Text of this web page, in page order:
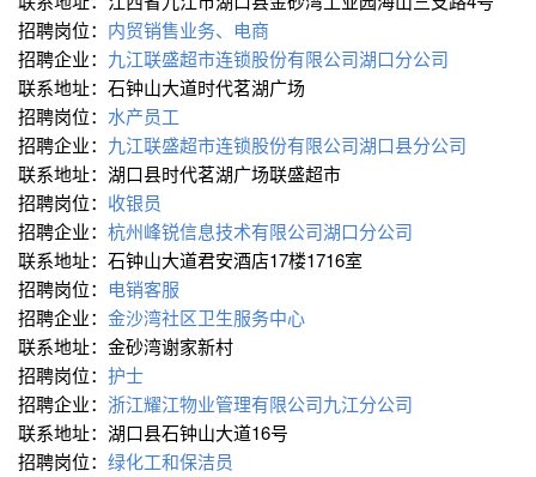
招聘岗位： 内贸销售业务、电商
招聘企业： 九江联盛超市连锁股份有限公司湖口分公司
联系地址：石钟山大道时代茗湖广场
招聘岗位： 水产员工
招聘企业： 九江联盛超市连锁股份有限公司湖口县分公司
联系地址：湖口县时代茗湖广场联盛超市
招聘岗位： 收银员
招聘企业： 杭州峰锐信息技术有限公司湖口分公司
联系地址：石钟山大道君安酒店17楼1716室
招聘岗位： 电销客服
招聘企业： 金沙湾社区卫生服务中心
联系地址：金砂湾谢家新村
招聘岗位： 护士
招聘企业： 浙江耀江物业管理有限公司九江分公司
联系地址：湖口县石钟山大道16号
招聘岗位： 绿化工和保洁员